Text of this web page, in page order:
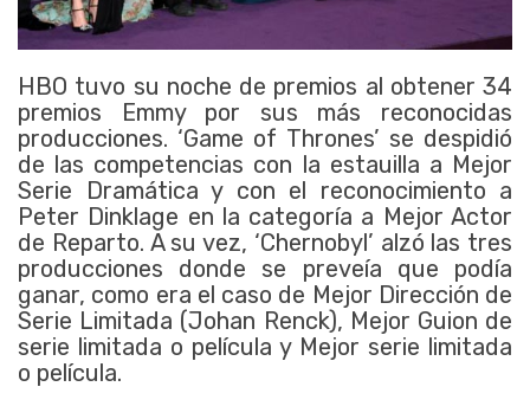
HBO tuvo su noche de premios al obtener 34
premios Emmy por sus más reconocidas
producciones. ‘Game of Thrones’ se despidió
de las competencias con la estauilla a Mejor
Serie Dramática y con el reconocimiento a
Peter Dinklage en la categoría a Mejor Actor
de Reparto. A su vez, ‘Chernobyl’ alzó las tres
producciones donde se preveía que podía
ganar, como era el caso de Mejor Dirección de
Serie Limitada (Johan Renck), Mejor Guion de
serie limitada o película y Mejor serie limitada
o película.